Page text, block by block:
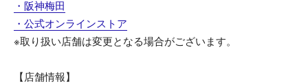
・阪神梅田
・公式オンラインストア
※取り扱い店舗は変更となる場合がございます。
【店舗情報】